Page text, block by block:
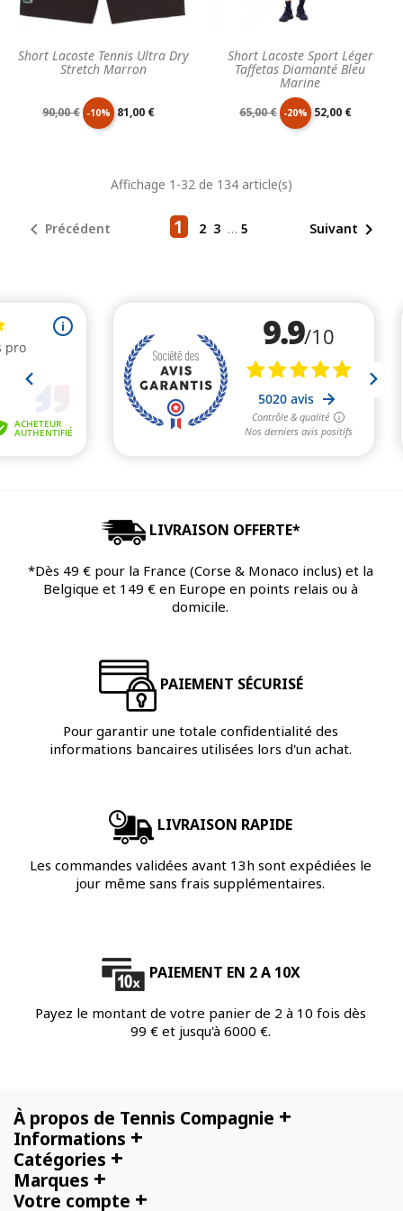
Short Lacoste Tennis Ultra Dry
Stretch Marron
Prix
90,00 € -10% Prix
81,00 €
Short Lacoste Sport Léger
Taffetas Diamanté Bleu
Marine
Prix
65,00 € -20% Prix
52,00 €
Affichage 1-32 de 134 article(s)
 Précédent 1 2 3 … 5 Suivant 
LIVRAISON OFFERTE*
*Dès 49 € pour la France (Corse & Monaco inclus) et la
Belgique et 149 € en Europe en points relais ou à
domicile.
PAIEMENT SÉCURISÉ
Pour garantir une totale confidentialité des
informations bancaires utilisées lors d'un achat.
LIVRAISON RAPIDE
Les commandes validées avant 13h sont expédiées le
jour même sans frais supplémentaires.
PAIEMENT EN 2 A 10X
Payez le montant de votre panier de 2 à 10 fois dès
99 € et jusqu'à 6000 €.
À propos de Tennis Compagnie +
Informations +
Catégories +
Marques +
Votre compte +